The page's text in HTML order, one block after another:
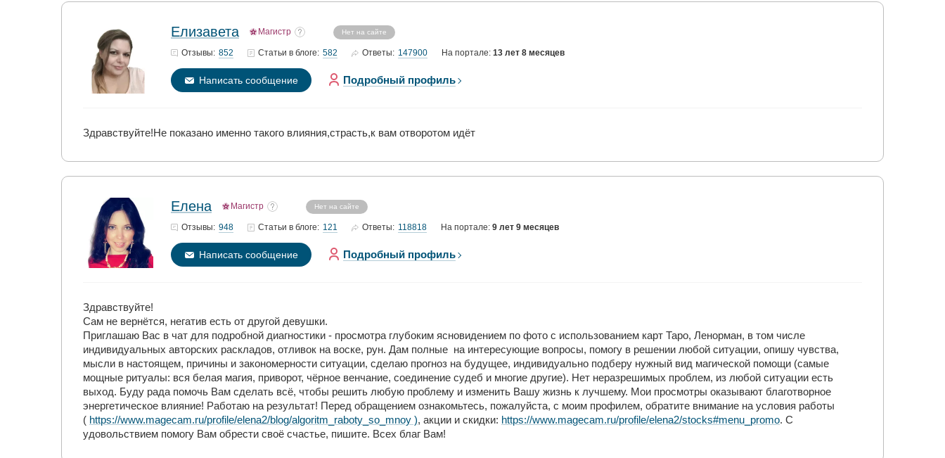
Елизавета Магистр Нет на сайте
Отзывы: 852 Статьи в блоге: 582 Ответы: 147900 На портале: 13 лет 8 месяцев
Написать сообщение Подробный профиль
Здравствуйте!Не показано именно такого влияния,страсть,к вам отворотом идёт
Елена Магистр Нет на сайте
Отзывы: 948 Статьи в блоге: 121 Ответы: 118818 На портале: 9 лет 9 месяцев
Написать сообщение Подробный профиль
Здравствуйте!
Сам не вернётся, негатив есть от другой девушки.
Приглашаю Вас в чат для подробной диагностики - просмотра глубоким ясновидением по фото с использованием карт Таро, Ленорман, в том числе
индивидуальных авторских раскладов, отливок на воске, рун. Дам полные на интересующие вопросы, помогу в решении любой ситуации, опишу чувства,
мысли в настоящем, причины и закономерности ситуации, сделаю прогноз на будущее, индивидуально подберу нужный вид магической помощи (самые
мощные ритуалы: вся белая магия, приворот, чёрное венчание, соединение судеб и многие другие). Нет неразрешимых проблем, из любой ситуации есть
выход. Буду рада помочь Вам сделать всё, чтобы решить любую проблему и изменить Вашу жизнь к лучшему. Мои просмотры оказывают благотворное
энергетическое влияние! Работаю на результат! Перед обращением ознакомьтесь, пожалуйста, с моим профилем, обратите внимание на условия работы
( https://www.magecam.ru/profile/elena2/blog/algoritm_raboty_so_mnoy ), акции и скидки: https://www.magecam.ru/profile/elena2/stocks#menu_promo. С
удовольствием помогу Вам обрести своё счастье, пишите. Всех благ Вам!